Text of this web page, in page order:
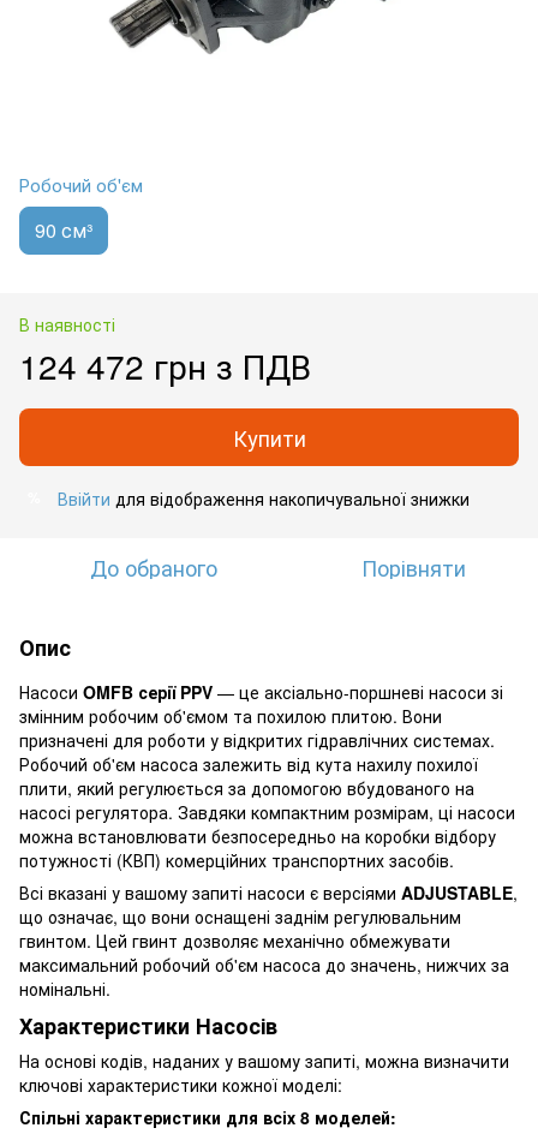
Робочий об'єм
90 см³
В наявності
124 472 грн з ПДВ
Купити
Ввійти для відображення накопичувальної знижки
До обраного Порівняти
Опис
Насоси OMFB серії PPV — це аксіально-поршневі насоси зі
змінним робочим об'ємом та похилою плитою. Вони
призначені для роботи у відкритих гідравлічних системах.
Робочий об'єм насоса залежить від кута нахилу похилої
плити, який регулюється за допомогою вбудованого на
насосі регулятора. Завдяки компактним розмірам, ці насоси
можна встановлювати безпосередньо на коробки відбору
потужності (КВП) комерційних транспортних засобів.
Всі вказані у вашому запиті насоси є версіями ADJUSTABLE,
що означає, що вони оснащені заднім регулювальним
гвинтом. Цей гвинт дозволяє механічно обмежувати
максимальний робочий об'єм насоса до значень, нижчих за
номінальні.
Характеристики Насосів
На основі кодів, наданих у вашому запиті, можна визначити
ключові характеристики кожної моделі:
Спільні характеристики для всіх 8 моделей: